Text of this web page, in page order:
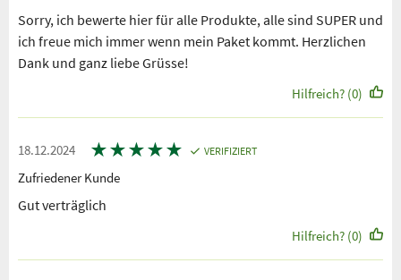
Sorry, ich bewerte hier für alle Produkte, alle sind SUPER und
ich freue mich immer wenn mein Paket kommt. Herzlichen
Dank und ganz liebe Grüsse!
Hilfreich? (0)
18.12.2024 ★★★★★ VERIFIZIERT
Zufriedener Kunde
Gut verträglich
Hilfreich? (0)